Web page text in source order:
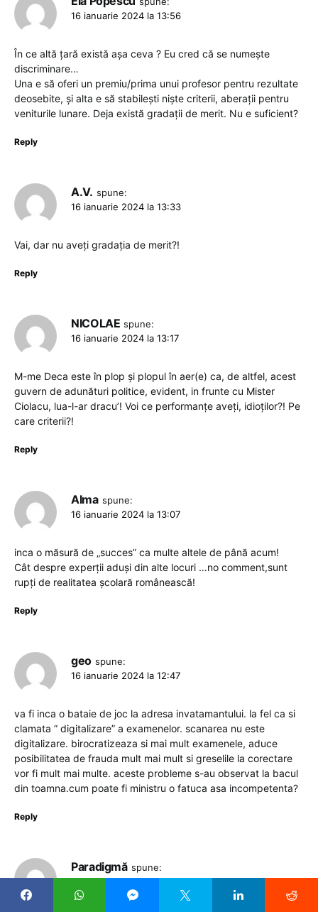
16 ianuarie 2024 la 13:56
În ce altă țară există așa ceva ? Eu cred că se numește
discriminare…
Una e să oferi un premiu/prima unui profesor pentru rezultate
deosebite, și alta e să stabilești niște criterii, aberații pentru
veniturile lunare. Deja există gradații de merit. Nu e suficient?
Reply
A.V. spune:
16 ianuarie 2024 la 13:33
Vai, dar nu aveți gradația de merit?!
Reply
NICOLAE spune:
16 ianuarie 2024 la 13:17
M-me Deca este în plop și plopul în aer(e) ca, de altfel, acest
guvern de adunături politice, evident, in frunte cu Mister
Ciolacu, lua-l-ar dracu’! Voi ce performanțe aveți, idioților?! Pe
care criterii?!
Reply
Alma spune:
16 ianuarie 2024 la 13:07
inca o măsură de „succes” ca multe altele de până acum!
Cât despre experții aduși din alte locuri …no comment,sunt
rupți de realitatea școlară românească!
Reply
geo spune:
16 ianuarie 2024 la 12:47
va fi inca o bataie de joc la adresa invatamantului. la fel ca si
clamata ” digitalizare” a examenelor. scanarea nu este
digitalizare. birocratizeaza si mai mult examenele, aduce
posibilitatea de frauda mult mai mult si greselile la corectare
vor fi mult mai multe. aceste probleme s-au observat la bacul
din toamna.cum poate fi ministru o fatuca asa incompetenta?
Reply
Paradigmă spune:
16 ianuarie 2024 la 12:30